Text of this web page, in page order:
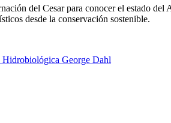
del Cesar para conocer el estado
desde la conservación sostenible.